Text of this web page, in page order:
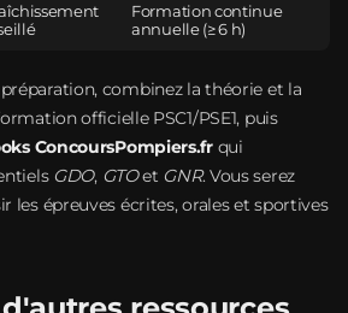
Formation continue
annuelle (≥ 6 h)
combinez la théorie et la
officielle PSC1/PSE1, puis
ConcoursPompiers.frqui
GDO, GTOet GNR. Vous serez
les épreuves écrites, orales et sportives